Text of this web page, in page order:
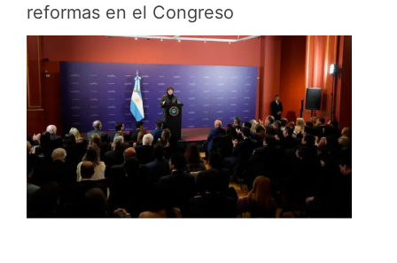
reformas en el Congreso